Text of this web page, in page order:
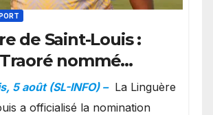
de Saint-Louis :
nommé
sportif et
de l’équipe
5 août (SL-INFO) – La Linguère
a officialisé la nomination